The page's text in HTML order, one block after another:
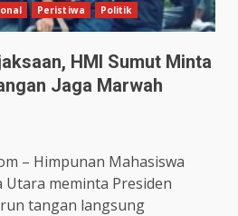
Peristiwa Politik
HMI Sumut Minta
Jaga Marwah
– Himpunan Mahasiswa
Utara meminta Presiden
tangan langsung